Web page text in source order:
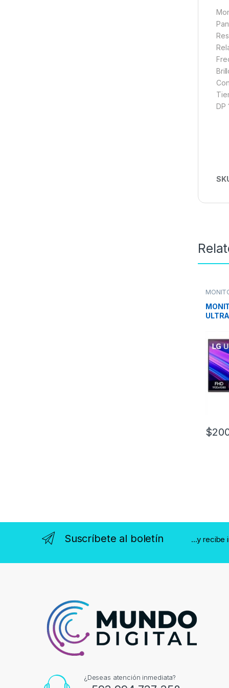
DP
$
Suscríbete al boletín ...y recibe
¿Deseas atención inmediata?